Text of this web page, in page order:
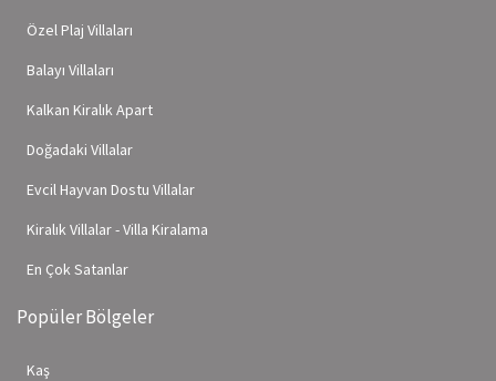
Özel Plaj Villaları
Balayı Villaları
Kalkan Kiralık Apart
Doğadaki Villalar
Evcil Hayvan Dostu Villalar
Kiralık Villalar - Villa Kiralama
En Çok Satanlar
Popüler Bölgeler
Kaş